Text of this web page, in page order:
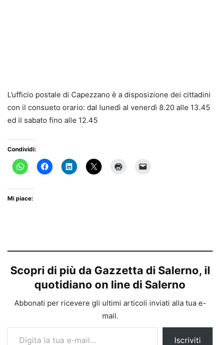
L’ufficio postale di Capezzano è a disposizione dei cittadini
con il consueto orario: dal lunedì al venerdì 8.20 alle 13.45
ed il sabato fino alle 12.45
Condividi:
Mi piace:
Scopri di più da Gazzetta di Salerno, il
quotidiano on line di Salerno
Abbonati per ricevere gli ultimi articoli inviati alla tua e-
mail.
Digita la tua e-mail...
Iscriviti